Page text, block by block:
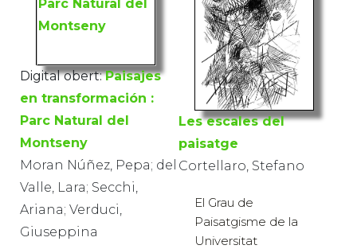
Digital obert: Paisajes
en transformación :
Parc Natural del
Montseny
Moran Núñez, Pepa; del
Valle, Lara; Secchi,
Ariana; Verduci,
Giuseppina
Les escales del
paisatge
Cortellaro, Stefano
El Grau de
Paisatgisme de la
Universitat